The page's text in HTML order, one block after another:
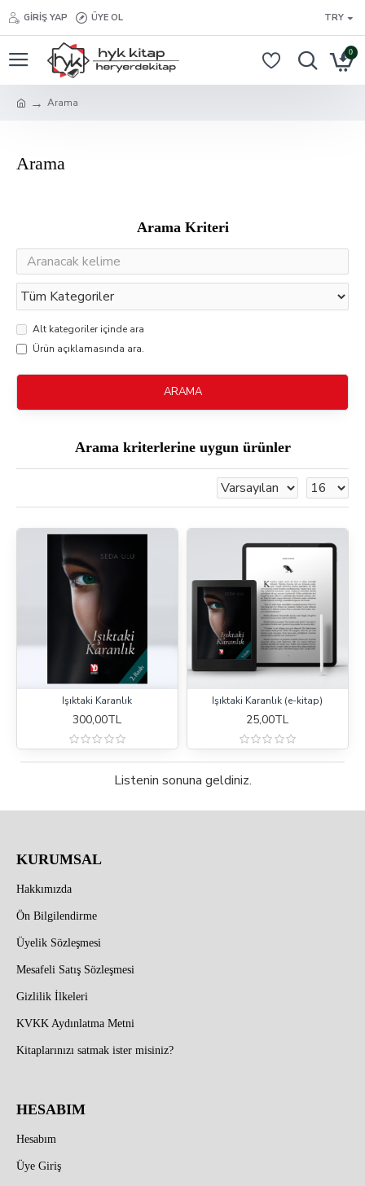
GIRIŞ YAP ÜYE OL TRY
0
Arama
Arama
Arama Kriteri
Alt kategoriler içinde ara
Ürün açıklamasında ara.
ARAMA
Arama kriterlerine uygun ürünler
Işıktaki Karanlık
300,00TL
Işıktaki Karanlık (e-kitap)
25,00TL
Listenin sonuna geldiniz.
KURUMSAL
Hakkımızda
Ön Bilgilendirme
Üyelik Sözleşmesi
Mesafeli Satış Sözleşmesi
Gizlilik İlkeleri
KVKK Aydınlatma Metni
Kitaplarınızı satmak ister misiniz?
HESABIM
Hesabım
Üye Giriş